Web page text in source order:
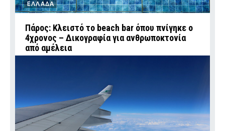
ΕΛΛΑΔΑ
Πάρος: Κλειστό το beach bar όπου πνίγηκε ο
4χρονος – Δικογραφία για ανθρωποκτονία
από αμέλεια